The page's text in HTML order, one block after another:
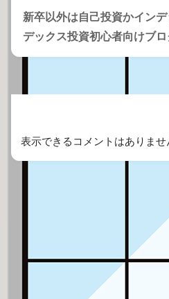
新卒以外は自己投資かイン
デックス投資初心者向けブロ
表示できるコメントはありませ